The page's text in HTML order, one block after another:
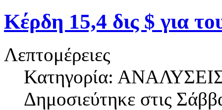
Κέρδη 15,4 δις $ για
Λεπτομέρειες
Κατηγορία:
Δημοσιεύτηκε στις